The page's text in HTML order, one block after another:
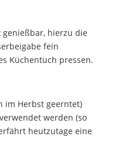
genießbar, hierzu die
fein
Küchentuch pressen.
im Herbst geerntet)
werden (so
heutzutage eine